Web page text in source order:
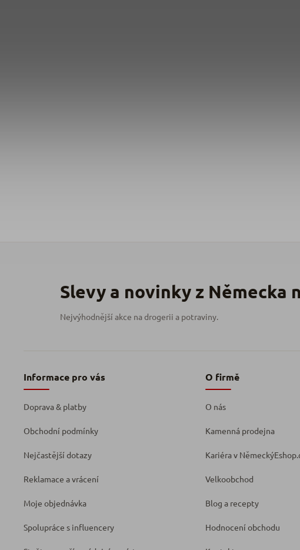
Informace pro vás
Doprava & platby
Obchodní podmínky
Nejčastější dotazy
Reklamace a vrácení
Moje objednávka
Spolupráce s influencery
O firmě
O nás
Kamenná prodejna
Kariéra v
Velkoobchod
Blog a recepty
Hodnocení obchodu